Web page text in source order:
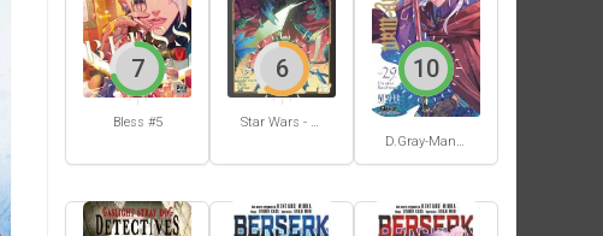
Bless #5
7
Star Wars - La Haute République - Un équilibre fragile
6
D.Gray-Man #29
10